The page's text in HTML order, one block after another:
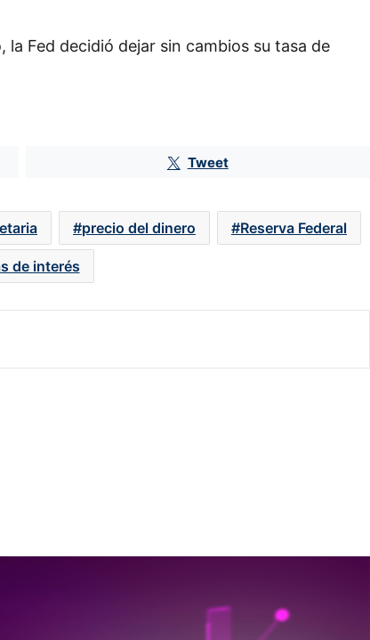
Fed decidió dejar sin cambios su tasa de
Tweet
precio del dinero Reserva Federal
de interés
Volaris; Wall Street cierra en
números rojos por Medio Oriente